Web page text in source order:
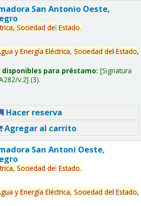
San Antonio Oeste,
Sociedad del Estado.
y Energía Eléctrica, Sociedad del Estado,
disponibles para préstamo: Signatura
v.2 (3).
Hacer reserva
Agregar al carrito
San Antoni Oeste,
Sociedad del Estado.
y Energía Eléctrica, Sociedad del Estado,